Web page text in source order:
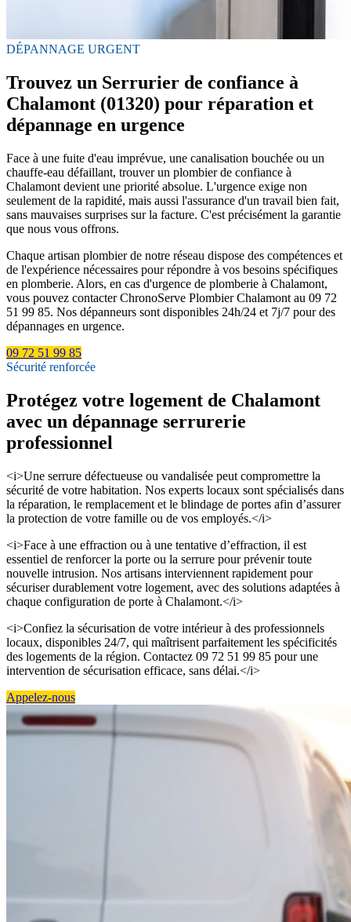
DÉPANNAGE URGENT
Trouvez un Serrurier de confiance à
Chalamont (01320) pour réparation et
dépannage en urgence
Face à une fuite d'eau imprévue, une canalisation bouchée ou un
chauffe-eau défaillant, trouver un plombier de confiance à
Chalamont devient une priorité absolue. L'urgence exige non
seulement de la rapidité, mais aussi l'assurance d'un travail bien fait,
sans mauvaises surprises sur la facture. C'est précisément la garantie
que nous vous offrons.
Chaque artisan plombier de notre réseau dispose des compétences et
de l'expérience nécessaires pour répondre à vos besoins spécifiques
en plomberie. Alors, en cas d'urgence de plomberie à Chalamont,
vous pouvez contacter ChronoServe Plombier Chalamont au 09 72
51 99 85. Nos dépanneurs sont disponibles 24h/24 et 7j/7 pour des
dépannages en urgence.
09 72 51 99 85
Sécurité renforcée
Protégez votre logement de Chalamont
avec un dépannage serrurerie
professionnel
<i>Une serrure défectueuse ou vandalisée peut compromettre la
sécurité de votre habitation. Nos experts locaux sont spécialisés dans
la réparation, le remplacement et le blindage de portes afin d’assurer
la protection de votre famille ou de vos employés.</i>
<i>Face à une effraction ou à une tentative d’effraction, il est
essentiel de renforcer la porte ou la serrure pour prévenir toute
nouvelle intrusion. Nos artisans interviennent rapidement pour
sécuriser durablement votre logement, avec des solutions adaptées à
chaque configuration de porte à Chalamont.</i>
<i>Confiez la sécurisation de votre intérieur à des professionnels
locaux, disponibles 24/7, qui maîtrisent parfaitement les spécificités
des logements de la région. Contactez 09 72 51 99 85 pour une
intervention de sécurisation efficace, sans délai.</i>
Appelez-nous